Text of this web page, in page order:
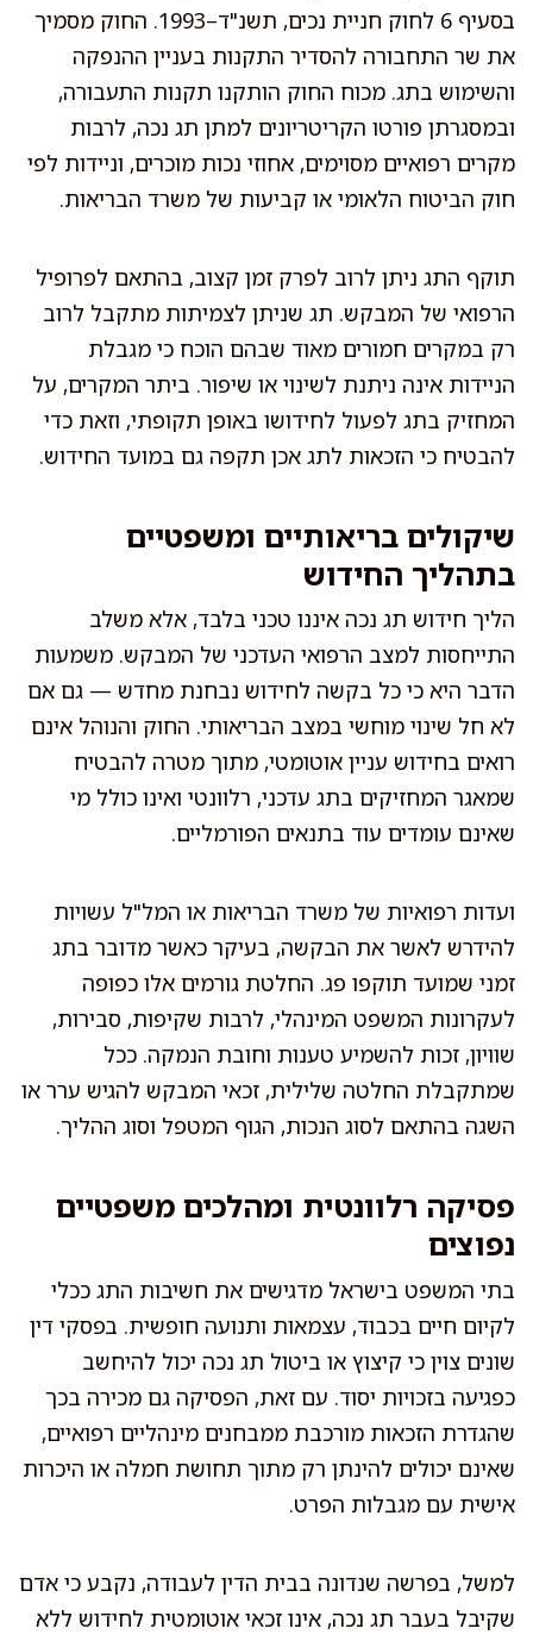
בסעיף 6 לחוק חניית נכים, תשנ"ד–1993. החוק מסמיך
את שר התחבורה להסדיר התקנות בעניין ההנפקה
והשימוש בתג. מכוח החוק הותקנו תקנות התעבורה,
ובמסגרתן פורטו הקריטריונים למתן תג נכה, לרבות
מקרים רפואיים מסוימים, אחוזי נכות מוכרים, וניידות לפי
חוק הביטוח הלאומי או קביעות של משרד הבריאות.
תוקף התג ניתן לרוב לפרק זמן קצוב, בהתאם לפרופיל
הרפואי של המבקש. תג שניתן לצמיתות מתקבל לרוב
רק במקרים חמורים מאוד שבהם הוכח כי מגבלת
הניידות אינה ניתנת לשינוי או שיפור. ביתר המקרים, על
המחזיק בתג לפעול לחידושו באופן תקופתי, וזאת כדי
להבטיח כי הזכאות לתג אכן תקפה גם במועד החידוש.
שיקולים בריאותיים ומשפטיים
בתהליך החידוש
הליך חידוש תג נכה איננו טכני בלבד, אלא משלב
התייחסות למצב הרפואי העדכני של המבקש. משמעות
הדבר היא כי כל בקשה לחידוש נבחנת מחדש — גם אם
לא חל שינוי מוחשי במצב הבריאותי. החוק והנוהל אינם
רואים בחידוש עניין אוטומטי, מתוך מטרה להבטיח
שמאגר המחזיקים בתג עדכני, רלוונטי ואינו כולל מי
שאינם עומדים עוד בתנאים הפורמליים.
ועדות רפואיות של משרד הבריאות או המל"ל עשויות
להידרש לאשר את הבקשה, בעיקר כאשר מדובר בתג
זמני שמועד תוקפו פג. החלטת גורמים אלו כפופה
לעקרונות המשפט המינהלי, לרבות שקיפות, סבירות,
שוויון, זכות להשמיע טענות וחובת הנמקה. ככל
שמתקבלת החלטה שלילית, זכאי המבקש להגיש ערר או
השגה בהתאם לסוג הנכות, הגוף המטפל וסוג ההליך.
פסיקה רלוונטית ומהלכים משפטיים
נפוצים
בתי המשפט בישראל מדגישים את חשיבות התג ככלי
לקיום חיים בכבוד, עצמאות ותנועה חופשית. בפסקי דין
שונים צוין כי קיצוץ או ביטול תג נכה יכול להיחשב
כפגיעה בזכויות יסוד. עם זאת, הפסיקה גם מכירה בכך
שהגדרת הזכאות מורכבת ממבחנים מינהליים רפואיים,
שאינם יכולים להינתן רק מתוך תחושת חמלה או היכרות
אישית עם מגבלות הפרט.
למשל, בפרשה שנדונה בבית הדין לעבודה, נקבע כי אדם
שקיבל בעבר תג נכה, אינו זכאי אוטומטית לחידוש ללא